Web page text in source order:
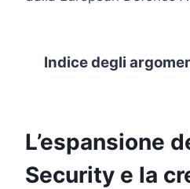
Indice degli
L’espansione
Security e la